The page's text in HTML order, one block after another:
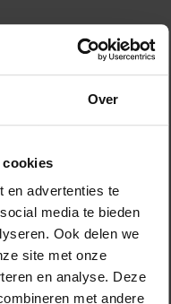
Over
cookies
en advertenties te
media te bieden
Ook delen we
site met onze
en analyse. Deze
met andere
de bezette
universiteiten
ethisch
het mogelijk maken
op
of de (beoogde)
aan dergelijke
de reactie van de
lezing
onethisch
wordt genegeerd, en